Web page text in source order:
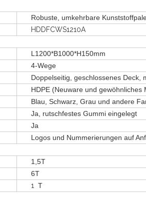
Robuste, umkehrbare
HDDFCWS1210A
L1200*B1000*H150mm
4-Wege
Doppelseitig, geschlossenes Deck,
HDPE (Neuware und gewöhnliches
Blau, Schwarz, Grau und andere
Ja, rutschfestes Gummi eingelegt
Ja
Logos und Nummerierungen auf
1,5T
6T
1 T